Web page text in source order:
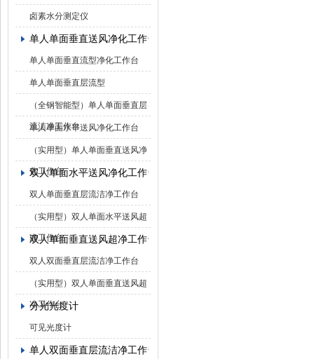
卤素水分测定仪
单人单面垂直送风净化工作台
单人单面垂直流型净化工作台
单人单面垂直层流型
（全钢智能型）单人单面垂直层
流洁净工作台
单人单面水平送风净化工作台
（实用型）单人单面垂直送风净
化工作台
双人单面水平送风净化工作台
双人单面垂直层流洁净工作台
（实用型）双人单面水平送风超
净工作台
双人单面垂直送风超净工作台
双人双面垂直层流洁净工作台
（实用型）双人单面垂直送风超
净工作台
分光光度计
可见光度计
单人双面垂直层流洁净工作台